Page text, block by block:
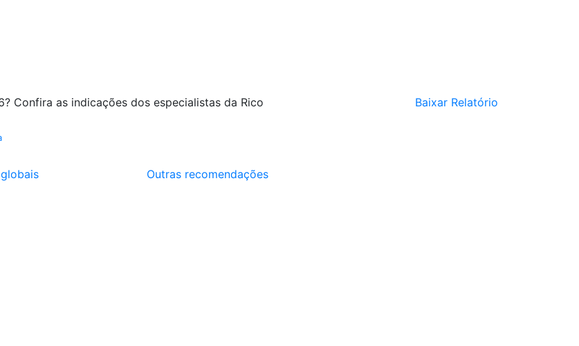
Confira as indicações dos especialistas da Rico Baixar Relatório
Outras recomendações